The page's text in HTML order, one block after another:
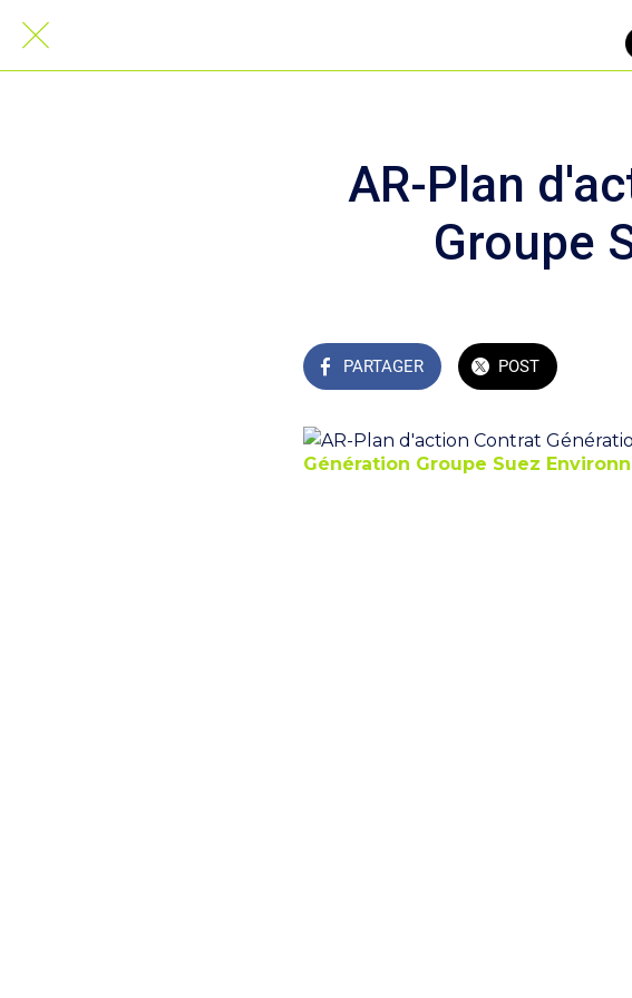
AR-Plan
Groupe
PARTAGER POST
Génération Groupe Suez